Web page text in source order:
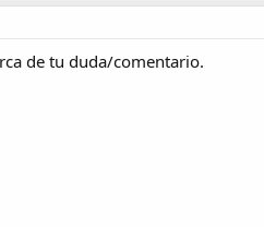
de tu duda/comentario.